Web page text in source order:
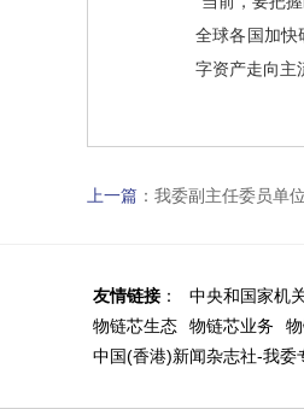
全球各国加快
字资产走向主
上一篇 ： 我委副主任委员单
友情链接 ： 中央和国家机
物链芯生态
物链芯业务
中国(香港)新闻杂志社-我委